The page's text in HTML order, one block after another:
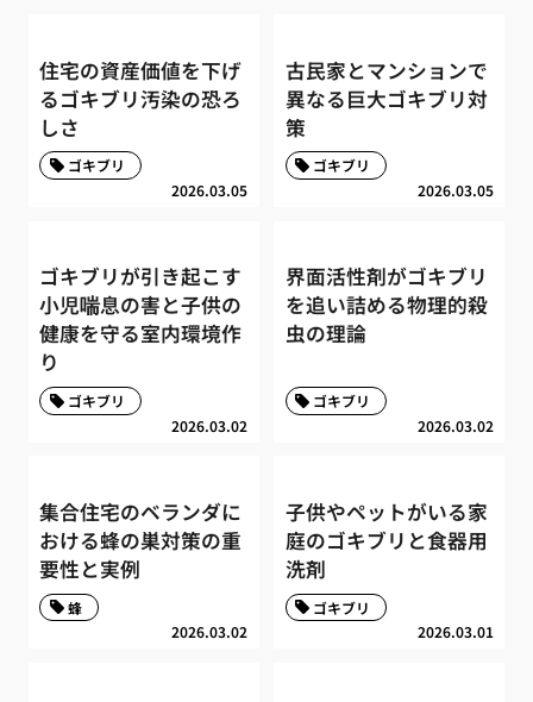
住宅の資産価値を下げ
るゴキブリ汚染の恐ろ
しさ
2026.03.05
ゴキブリ
古民家とマンションで
異なる巨大ゴキブリ対
策
2026.03.05
ゴキブリ
ゴキブリが引き起こす
小児喘息の害と子供の
健康を守る室内環境作
り
2026.03.02
ゴキブリ
界面活性剤がゴキブリ
を追い詰める物理的殺
虫の理論
2026.03.02
ゴキブリ
集合住宅のベランダに
おける蜂の巣対策の重
要性と実例
2026.03.02
蜂
子供やペットがいる家
庭のゴキブリと食器用
洗剤
2026.03.01
ゴキブリ